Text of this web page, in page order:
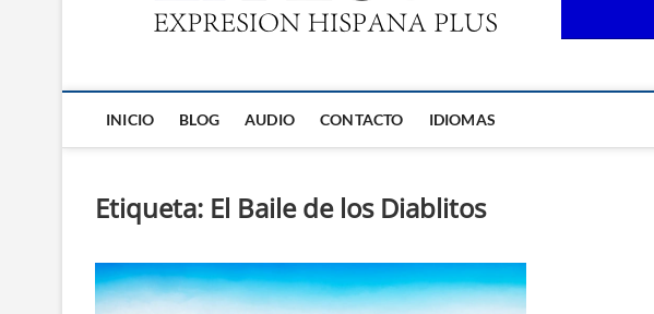
INICIO BLOG AUDIO CONTACTO IDIOMAS
Etiqueta: El Baile de los Diablitos